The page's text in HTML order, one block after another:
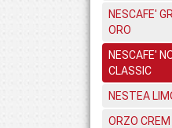
NESCAFE'
ORO
NESCAFE'
CLASSIC
NESTEA
ORZO